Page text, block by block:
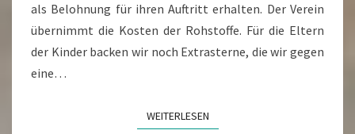
als Belohnung für ihren Auftritt erhalten. Der Verein
übernimmt die Kosten der Rohstoffe. Für die Eltern
der Kinder backen wir noch Extrasterne, die wir gegen
eine…
WEITERLESENWEITERLESEN